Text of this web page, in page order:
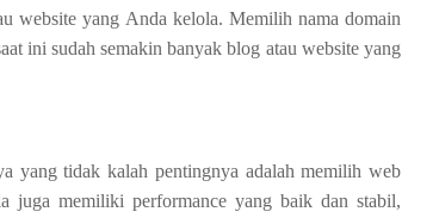
website yang Anda kelola. Memilih nama domain
ini sudah semakin banyak blog atau website yang
yang tidak kalah pentingnya adalah memilih web
juga memiliki performance yang baik dan stabil,